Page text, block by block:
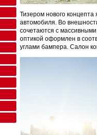
Тизером нового
автомобиля. Во
сочетаются с
оптикой оформлен в
углами бампера. Салон